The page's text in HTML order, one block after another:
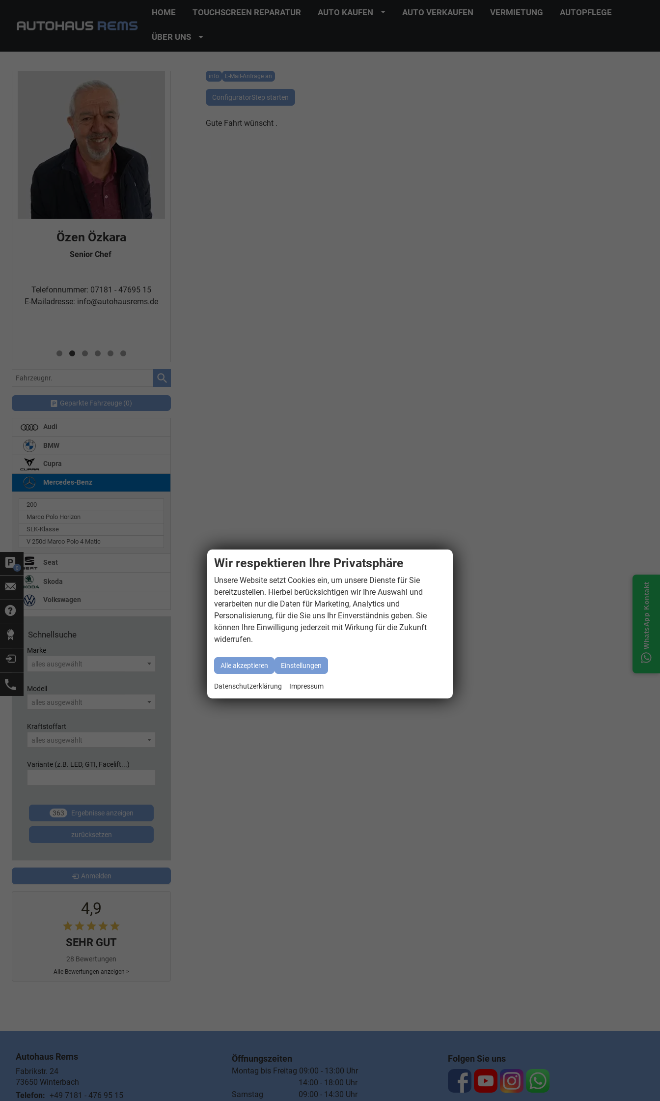
0
HOME TOUCHSCREEN REPARATUR AUTO KAUFEN AUTO VERKAUFEN VERMIETUNG AUTOPFLEGE
ÜBER UNS
info E-Mail-Anfrage an
ConfiguratorStep starten
Gute Fahrt wünscht .
Özen Özkara
Senior Chef
Telefonnummer: 07181 - 47695 15
E-Mailadresse: info@autohausrems.de
Fahrzeugnr.
Geparkte Fahrzeuge (0)
Audi
BMW
Cupra
Mercedes-Benz
200
Marco Polo Horizon
SLK-Klasse
V 250d Marco Polo 4 Matic
Seat
Skoda
Volkswagen
Schnellsuche
Marke
alles ausgewählt
Modell
alles ausgewählt
Kraftstoffart
alles ausgewählt
Variante (z.B. LED, GTI, Facelift...)
363 Ergebnisse anzeigen
zurücksetzen
Anmelden
4,9
SEHR GUT
28 Bewertungen
Alle Bewertungen anzeigen >
Autohaus Rems
Fabrikstr. 24
73650 Winterbach
Telefon: +49 7181 - 476 95 15
Öffnungszeiten
Montag bis Freitag 09:00 - 13:00 Uhr
14:00 - 18:00 Uhr
Samstag 09:00 - 14:30 Uhr
Folgen Sie uns
WhatsApp Kontakt
Wir respektieren Ihre Privatsphäre
Unsere Website setzt Cookies ein, um unsere Dienste für Sie
bereitzustellen. Hierbei berücksichtigen wir Ihre Auswahl und
verarbeiten nur die Daten für Marketing, Analytics und
Personalisierung, für die Sie uns Ihr Einverständnis geben. Sie
können Ihre Einwilligung jederzeit mit Wirkung für die Zukunft
widerrufen.
Alle akzeptieren Einstellungen
Datenschutzerklärung Impressum